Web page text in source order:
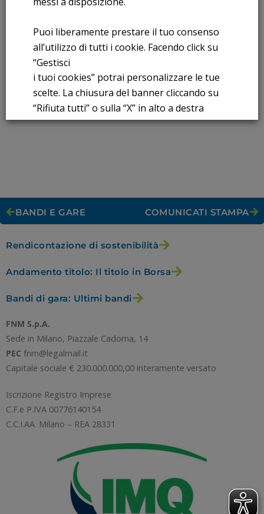
ASSICURATIVE AUTO ELETTRICHE CAR SHARING 2018-2019
Leggi Tutto
1 2 3 4 ›
BANDI E GARE COMUNICATI STAMPA
Rendicontazione di sostenibilità
Andamento titolo: Il titolo in Borsa
Bandi di gara: Ultimi bandi
FNM S.p.A.
Sede in Milano, Piazzale Cadorna, 14
PEC fnm@legalmail.it
Capitale sociale € 230.000.000,00 interamente versato
Iscrizione Registro Imprese
C.F.e P.IVA 00776140154
C.C.I.AA. Milano – REA 28331
Puoi liberamente prestare il tuo consenso
all’utilizzo di tutti i cookie. Facendo click su
“Gestisci
i tuoi cookies” potrai personalizzare le tue
scelte. La chiusura del banner cliccando su
“Rifiuta tutti” o sulla “X” in alto a destra
comporta il permanere delle impostazioni di
Per maggiori informazioni consulta la
nostra
privacy
GESTISCI I TUOI COOKIES
ACCETTA